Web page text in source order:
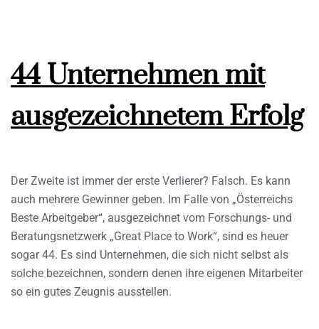
44 Unternehmen mit
ausgezeichnetem Erfolg
Der Zweite ist immer der erste Verlierer? Falsch. Es kann
auch mehrere Gewinner geben. Im Falle von „Österreichs
Beste Arbeitgeber“, ausgezeichnet vom Forschungs- und
Beratungsnetzwerk „Great Place to Work“, sind es heuer
sogar 44. Es sind Unternehmen, die sich nicht selbst als
solche bezeichnen, sondern denen ihre eigenen Mitarbeiter
so ein gutes Zeugnis ausstellen.